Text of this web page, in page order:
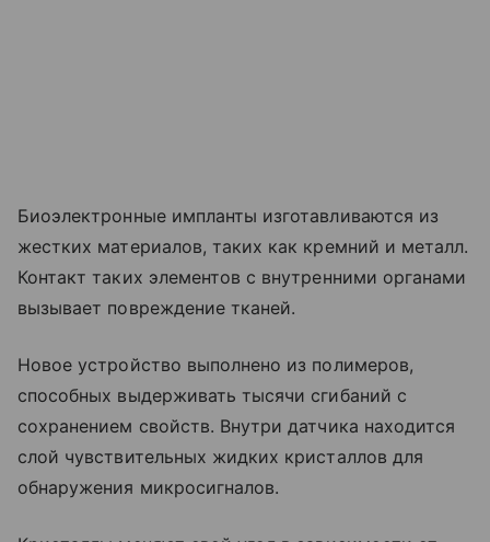
Биоэлектронные импланты изготавливаются из
жестких материалов, таких как кремний и металл.
Контакт таких элементов с внутренними органами
вызывает повреждение тканей.
Новое устройство выполнено из полимеров,
способных выдерживать тысячи сгибаний с
сохранением свойств. Внутри датчика находится
слой чувствительных жидких кристаллов для
обнаружения микросигналов.